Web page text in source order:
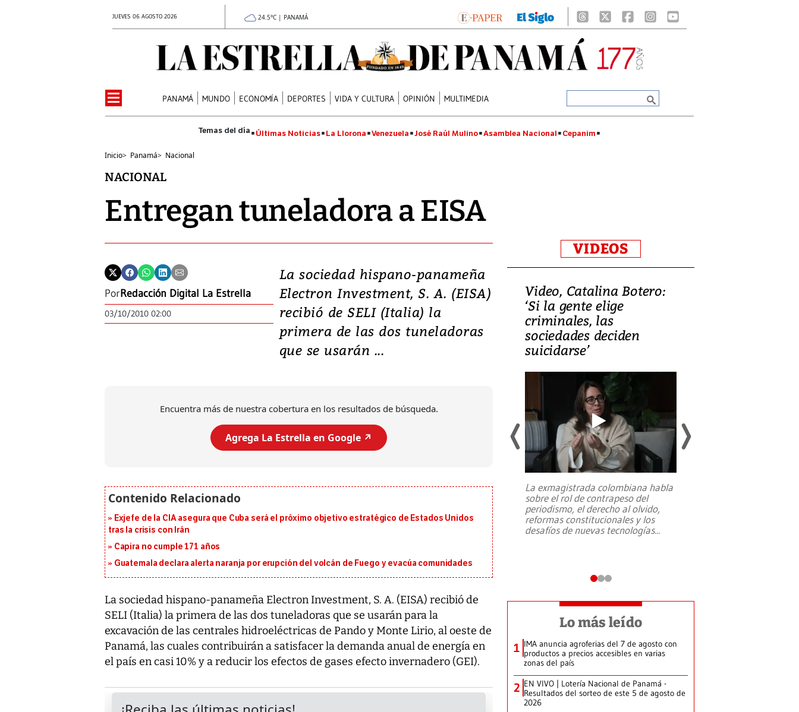
JUEVES 06 AGOSTO 2026 24.5°C | PANAMÁ
PANAMÁ MUNDO ECONOMÍA DEPORTES VIDA Y CULTURA OPINIÓN MULTIMEDIA
Últimas Noticias La Llorona Venezuela José Raúl Mulino Asamblea Nacional Cepanim
Inicio> Panamá> Nacional
NACIONAL
Entregan tuneladora a EISA
PorRedacción Digital La Estrella
03/10/2010 02:00
La sociedad hispano-panameña
Electron Investment, S. A. (EISA)
recibió de SELI (Italia) la
primera de las dos tuneladoras
que se usarán ...
Encuentra más de nuestra cobertura en los resultados de búsqueda.
Agrega La Estrella en Google ↗️
Exjefe de la CIA asegura que Cuba será el próximo objetivo estratégico de Estados Unidos
tras la crisis con Irán
Capira no cumple 171 años
Guatemala declara alerta naranja por erupción del volcán de Fuego y evacúa comunidades
La sociedad hispano-panameña Electron Investment, S. A. (EISA) recibió de
SELI (Italia) la primera de las dos tuneladoras que se usarán para la
excavación de las centrales hidroeléctricas de Pando y Monte Lirio, al oeste de
Panamá, las cuales contribuirán a satisfacer la demanda anual de energía en
el país en casi 10% y a reducir los efectos de gases efecto invernadero (GEI).
VIDEOS
Video, Japón: Terremoto
deja heridos y graves
daños en Kumamoto
al sur de Japón, provocando una
Video, Catalina Botero:
‘Si la gente elige
criminales, las
sociedades deciden
suicidarse’
La exmagistrada colombiana habla
sobre el rol de contrapeso del
periodismo, el derecho al olvido,
reformas constitucionales y los
desafíos de nuevas tecnologías...
Lo más leído
1 IMA anuncia agroferias del 7 de agosto con
productos a precios accesibles en varias
zonas del país
2 EN VIVO | Lotería Nacional de Panamá -
Resultados del sorteo de este 5 de agosto de
2026